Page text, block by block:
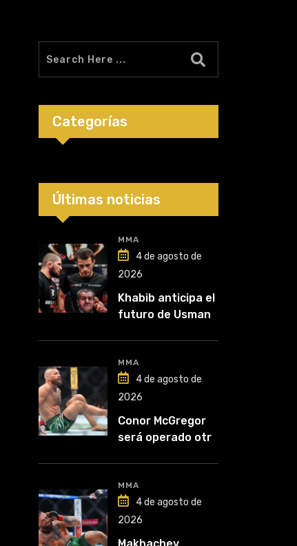
Categorías
Últimas noticias
MMA
4 de agosto de
2026
Khabib anticipa el
futuro de Usman
liga competirá”
MMA
4 de agosto de
2026
Conor McGregor
será operado otra
cinco”
MMA
4 de agosto de
2026